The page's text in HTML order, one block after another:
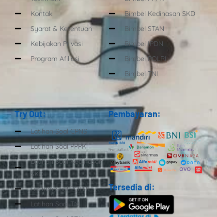
Kontak
Syarat & Ketentuan
Kebijakan Privasi
Program Afiliasi
Bimbel Kedinasan SKD
Bimbel STAN
Bimbel IPDN
Bimbel POLRI
Bimbel TNI
Try Out:
Latihan Soal CPNS
Latihan Soal PPPK
Latihan Soal Kedinasan
SKD
Latihan Soal POLRI
Latihan Soal TNI
Pembayaran:
Tersedia di: